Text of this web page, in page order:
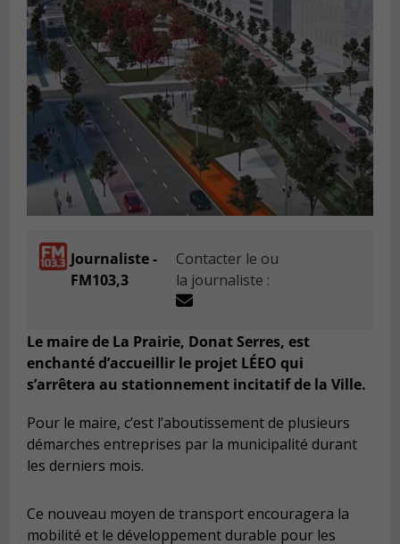
Journaliste -
FM103,3
Contacter le ou
la journaliste :
Le maire de La Prairie, Donat Serres, est
enchanté d’accueillir le projet LÉEO qui
s’arrêtera au stationnement incitatif de la Ville.
Pour le maire, c’est l’aboutissement de plusieurs
démarches entreprises par la municipalité durant
les derniers mois.
Ce nouveau moyen de transport encouragera la
mobilité et le développement durable pour les